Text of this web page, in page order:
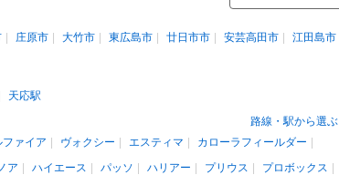
庄原市 大竹市 東広島市 廿日市市 安芸高田市
江田島市
天応駅
路線・駅から選ぶ
ファイア ヴォクシー エスティマ
カローラフィールダー
ノア ハイエース パッソ ハリアー プリウス
プロボックス